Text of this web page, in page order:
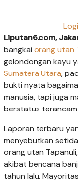
Liputan6.com,
bangkai orang utan
gelondongan kayu
Sumatera Utara,
bukti nyata
manusia, tapi juga
berstatus terancam
Laporan terbaru
menyebutkan
orang utan
akibat bencana
tahun lalu.